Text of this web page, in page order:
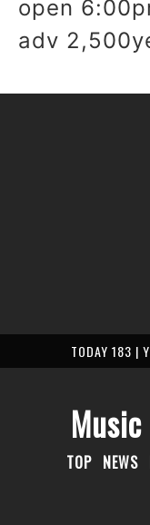
open
adv
TODAY 183 |
TOP NEWS